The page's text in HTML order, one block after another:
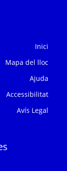
Inici
Mapa del lloc
Ajuda
Accessibilitat
Avís Legal